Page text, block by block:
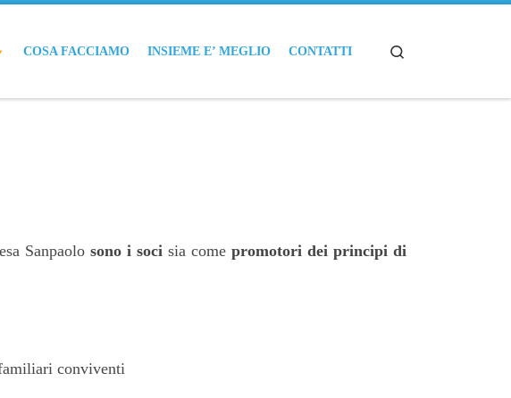
COSA FACCIAMO INSIEME E’ MEGLIO CONTATTI
Sanpaolo sono i soci sia come promotori dei principi di
conviventi